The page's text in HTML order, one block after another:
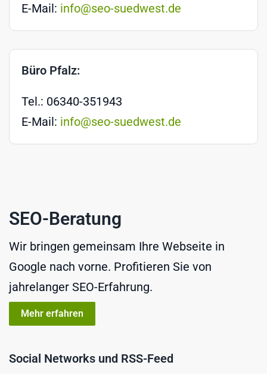
E-Mail: info@seo-suedwest.de
Büro Pfalz:
Tel.: 06340-351943
E-Mail: info@seo-suedwest.de
SEO-Beratung
Wir bringen gemeinsam Ihre Webseite in
Google nach vorne. Profitieren Sie von
jahrelanger SEO-Erfahrung.
Mehr erfahren
Social Networks und RSS-Feed